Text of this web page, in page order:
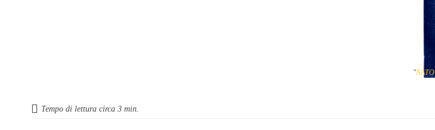
"
Tempo di lettura circa 3 min.